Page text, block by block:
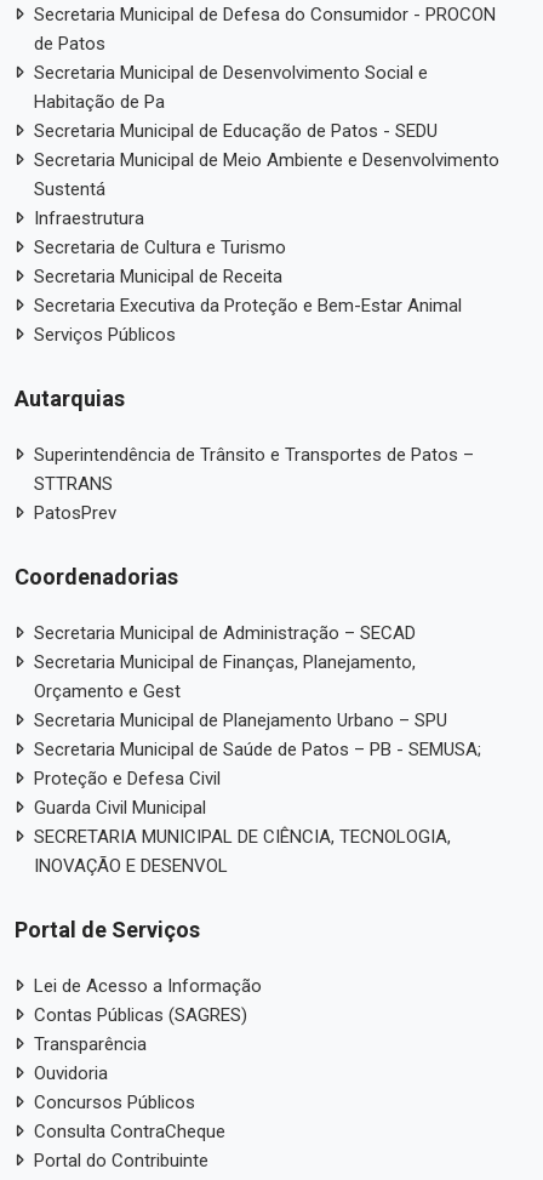
Secretaria Municipal de Defesa do Consumidor - PROCON
de Patos
Secretaria Municipal de Desenvolvimento Social e
Habitação de Pa
Secretaria Municipal de Educação de Patos - SEDU
Secretaria Municipal de Meio Ambiente e Desenvolvimento
Sustentá
Infraestrutura
Secretaria de Cultura e Turismo
Secretaria Municipal de Receita
Secretaria Executiva da Proteção e Bem-Estar Animal
Serviços Públicos
Autarquias
Superintendência de Trânsito e Transportes de Patos –
STTRANS
PatosPrev
Coordenadorias
Secretaria Municipal de Administração – SECAD
Secretaria Municipal de Finanças, Planejamento,
Orçamento e Gest
Secretaria Municipal de Planejamento Urbano – SPU
Secretaria Municipal de Saúde de Patos – PB - SEMUSA;
Proteção e Defesa Civil
Guarda Civil Municipal
SECRETARIA MUNICIPAL DE CIÊNCIA, TECNOLOGIA,
INOVAÇÃO E DESENVOL
Portal de Serviços
Lei de Acesso a Informação
Contas Públicas (SAGRES)
Transparência
Ouvidoria
Concursos Públicos
Consulta ContraCheque
Portal do Contribuinte